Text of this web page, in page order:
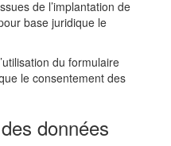
de l’implantation de
base juridique le
du formulaire
le consentement des
données